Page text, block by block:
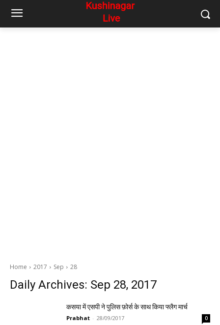
Home 2017 Sep 28
Daily Archives: Sep 28, 2017
कसया में एसपी ने पुलिस फ़ोर्स के साथ किया फ्लैग मार्च
Prabhat - 28/09/2017 0